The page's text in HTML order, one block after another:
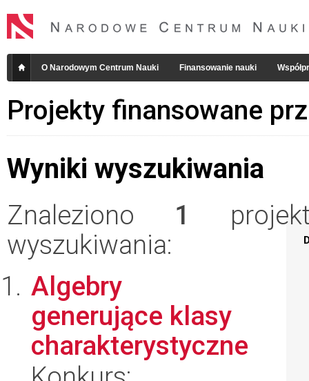
O Narodowym Centrum Nauki Finansowanie nauki
Projekty finansowane
Wyniki wyszukiwania
Znaleziono 1
wyszukiwania:
Algebry
generujące klasy
charakterystyczne